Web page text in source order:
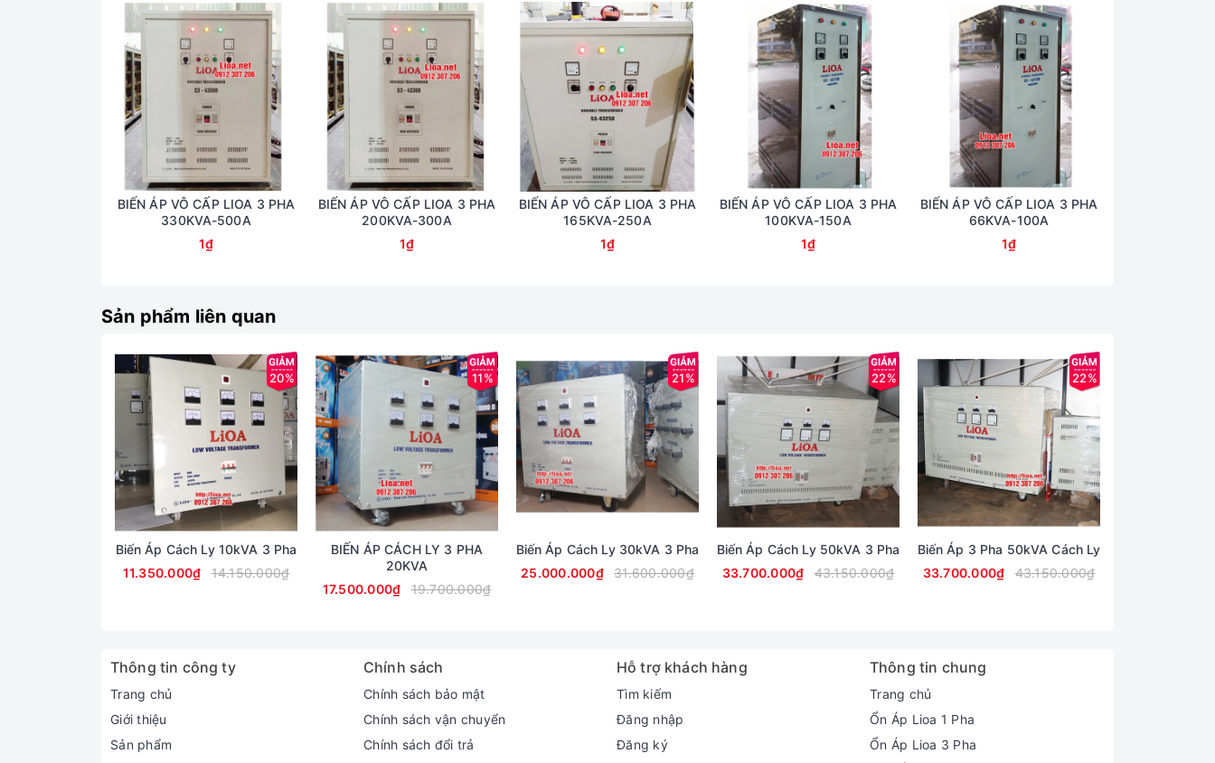
BIẾN ÁP VÔ CẤP LIOA 3 PHA
330KVA-500A
1₫
BIẾN ÁP VÔ CẤP LIOA 3 PHA
200KVA-300A
1₫
BIẾN ÁP VÔ CẤP LIOA 3 PHA
165KVA-250A
1₫
BIẾN ÁP VÔ CẤP LIOA 3 PHA
100KVA-150A
1₫
BIẾN ÁP VÔ CẤP LIOA 3 PHA
66KVA-100A
1₫
Sản phẩm liên quan
20%
Biến Áp Cách Ly 10kVA 3 Pha
11.350.000₫
14.150.000₫
11%
BIẾN ÁP CÁCH LY 3 PHA
20KVA
17.500.000₫
19.700.000₫
21%
Biến Áp Cách Ly 30kVA 3 Pha
25.000.000₫
31.600.000₫
22%
Biến Áp Cách Ly 50kVA 3 Pha
33.700.000₫
43.150.000₫
22%
Biến Áp 3 Pha 50kVA Cách Ly
33.700.000₫
43.150.000₫
Thông tin công ty
Trang chủ
Giới thiệu
Sản phẩm
Chính sách
Chính sách bảo mật
Chính sách vận chuyển
Chính sách đổi trả
Hỗ trợ khách hàng
Tìm kiếm
Đăng nhập
Đăng ký
Thông tin chung
Trang chủ
Ổn Áp Lioa 1 Pha
Ổn Áp Lioa 3 Pha